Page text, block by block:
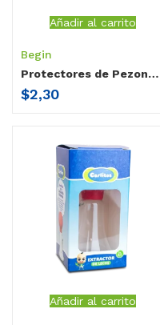
Añadir al carrito
Begin
Protectores de Pezones Begin
$2,30
Añadir al carrito